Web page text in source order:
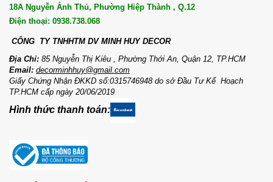
18A Nguyễn Ảnh Thủ, Phường Hiệp Thành , Q.12
Điện thoại: 0938.738.068
CÔNG TY TNHHTM DV MINH HUY DECOR
Địa Chỉ: 85 Nguyễn Thị Kiêu , Phường Thới An, Quận 12, TP.HCM
Email: decorminhhuy@gmail.com
Giấy Chứng Nhận ĐKKD số:0315746948 do sở Đầu Tư Kế Hoạch
TP.HCM cấp ngày 20/06/2019
Hình thức thanh toán: